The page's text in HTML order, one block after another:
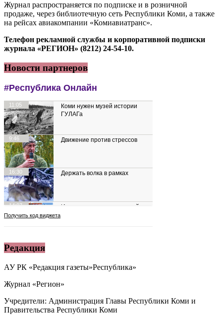
Журнал распространяется по подписке и в розничной
продаже, через библиотечную сеть Республики Коми, а также
на рейсах авиакомпании «Комиавиатранс».
Телефон рекламной службы и корпоративной подписки
журнала «РЕГИОН» (8212) 24-54-10.
Новости партнеров
Редакция
АУ РК «Редакция газеты»Республика»
Журнал «Регион»
Учредители: Администрация Главы Республики Коми и
Правительства Республики Коми